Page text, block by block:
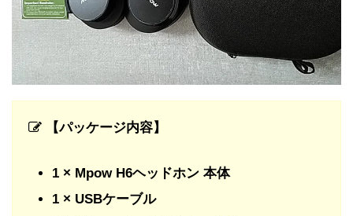
【パッケージ内容】
1 × Mpow H6ヘッドホン 本体
1 × USBケーブル